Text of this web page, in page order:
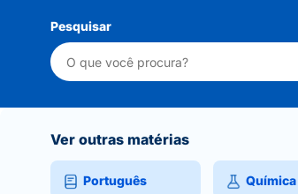
Pesquisar
Ver outras matérias
Português Química